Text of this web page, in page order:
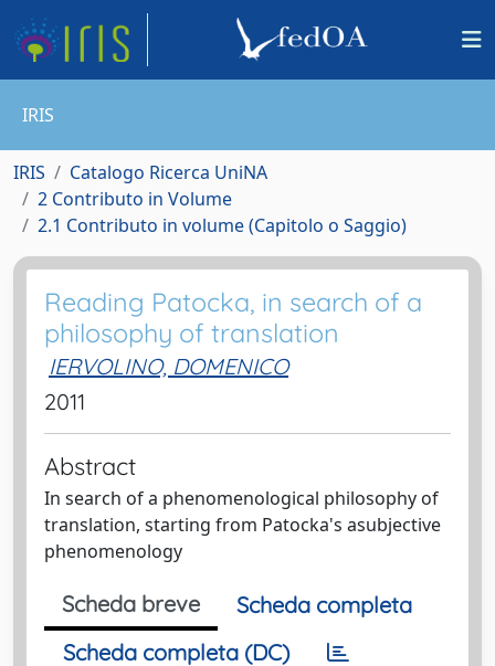
IRIS
IRIS
Catalogo Ricerca UniNA
2 Contributo in Volume
2.1 Contributo in volume (Capitolo o Saggio)
Reading Patocka, in search of a
philosophy of translation
IERVOLINO, DOMENICO
2011
Abstract
In search of a phenomenological philosophy of
translation, starting from Patocka's asubjective
phenomenology
Scheda breve
Scheda completa
Scheda completa (DC)